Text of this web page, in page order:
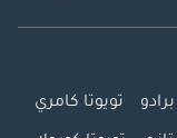
تويوتا كامري